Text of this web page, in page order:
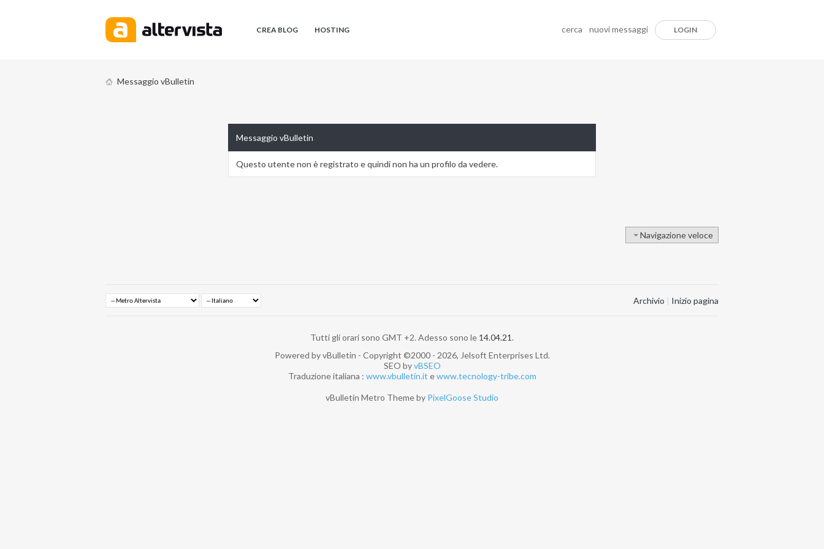
CREA BLOG HOSTING cerca nuovi messaggi LOGIN
Messaggio vBulletin
Messaggio vBulletin
Questo utente non è registrato e quindi non ha un profilo da vedere.
Navigazione veloce
Archivio | Inizio pagina
Tutti gli orari sono GMT +2. Adesso sono le 14.04.21.
Powered by vBulletin - Copyright ©2000 - 2026, Jelsoft Enterprises Ltd.
SEO byvBSEO
Traduzione italiana : www.vbulletin.it ewww.tecnology-tribe.com
vBulletin Metro Theme by PixelGoose Studio